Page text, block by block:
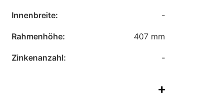
Innenbreite: -
Rahmenhöhe: 407 mm
Zinkenanzahl: -